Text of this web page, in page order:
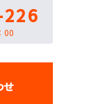
00
せ